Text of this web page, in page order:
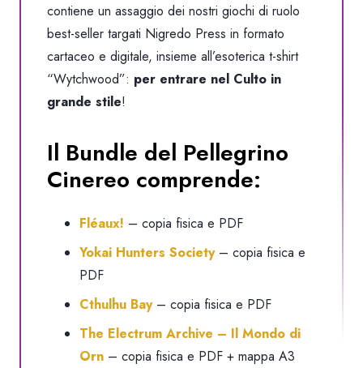
Wytchwood
quantità
contiene un assaggio dei nostri giochi di ruolo
best-seller targati Nigredo Press in formato
cartaceo e digitale, insieme all’esoterica t-shirt
“Wytchwood”: per entrare nel Culto in
grande stile!
Il Bundle del Pellegrino
Cinereo comprende:
Fléaux! – copia fisica e PDF
Yokai Hunters Society– copia fisica e
PDF
Cthulhu Bay– copia fisica e PDF
The Electrum Archive – Il Mondo di
Orn – copia fisica e PDF + mappa A3